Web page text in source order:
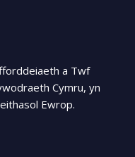
a Twf
Cymru, yn
Ewrop.